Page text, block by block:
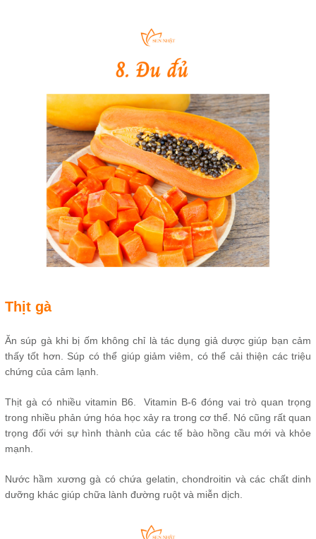
Thịt gà
Ăn súp gà khi bị ốm không chỉ là tác dụng giả dược giúp bạn cảm
thấy tốt hơn. Súp có thể giúp giảm viêm, có thể cải thiện các triệu
chứng của cảm lạnh.
Thịt gà có nhiều vitamin B6. Vitamin B-6 đóng vai trò quan trọng
trong nhiều phản ứng hóa học xảy ra trong cơ thể. Nó cũng rất quan
trọng đối với sự hình thành của các tế bào hồng cầu mới và khỏe
mạnh.
Nước hầm xương gà có chứa gelatin, chondroitin và các chất dinh
dưỡng khác giúp chữa lành đường ruột và miễn dịch.